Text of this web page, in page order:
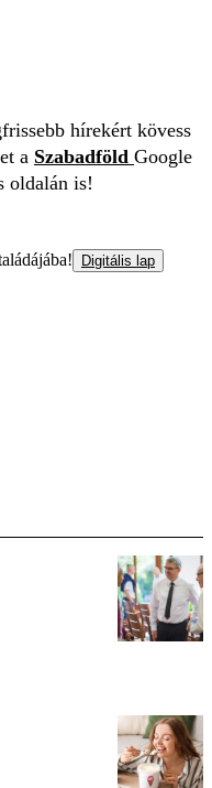
hírekért kövess
a Szabadföld Google
oldalán is!
Digitális lap